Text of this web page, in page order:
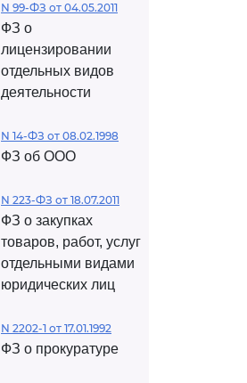
N 99-ФЗ от 04.05.2011
ФЗ о
лицензировании
отдельных видов
деятельности
N 14-ФЗ от 08.02.1998
ФЗ об ООО
N 223-ФЗ от 18.07.2011
ФЗ о закупках
товаров, работ, услуг
отдельными видами
юридических лиц
N 2202-1 от 17.01.1992
ФЗ о прокуратуре